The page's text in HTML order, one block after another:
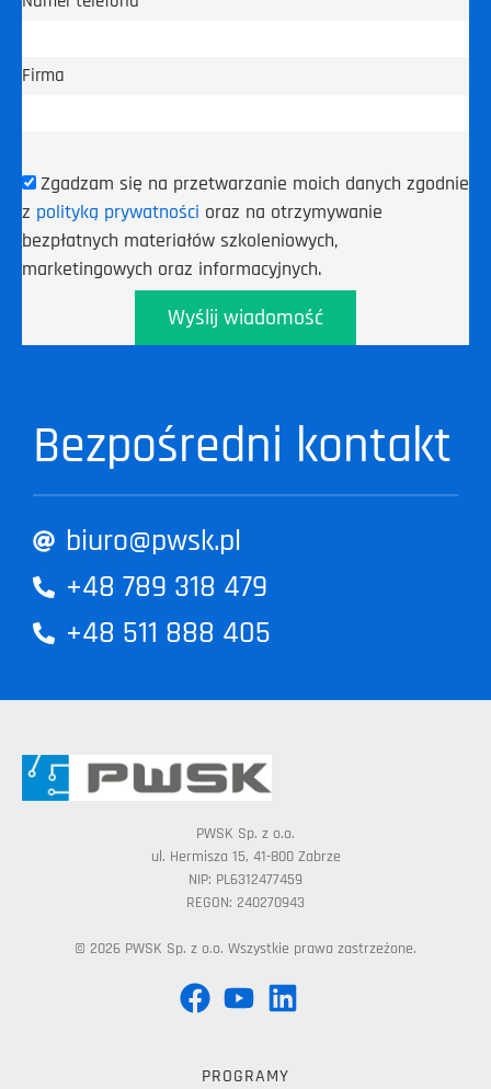
Firma
Zgadzam się na przetwarzanie moich danych zgodnie
z polityką prywatności oraz na otrzymywanie
bezpłatnych materiałów szkoleniowych,
marketingowych oraz informacyjnych.
Wyślij wiadomość
Bezpośredni kontakt
biuro@pwsk.pl
+48 789 318 479
+48 511 888 405
PWSK Sp. z o.o.
ul. Hermisza 15, 41-800 Zabrze
NIP: PL6312477459
REGON: 240270943
© 2026 PWSK Sp. z o.o. Wszystkie prawa zastrzeżone.
PROGRAMY